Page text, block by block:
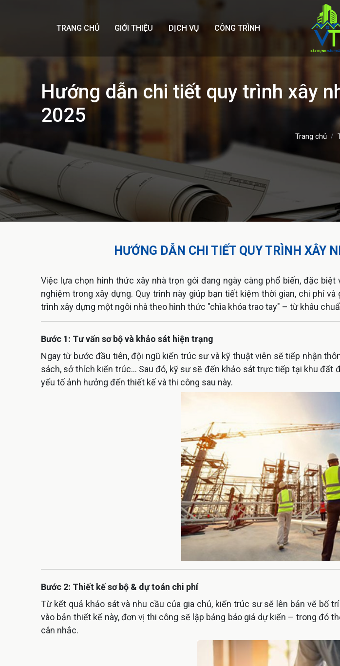
TRANG CHỦ GIỚI THIỆU DỊCH VỤ CÔNG TRÌNH
Hướng dẫn chi tiết quy trình xây
2025
Trang chủ
HƯỚNG DẪN CHI TIẾT QUY TRÌNH XÂY
Việc lựa chọn hình thức xây nhà trọn gói đang ngày càng phổ biến, đặc
nghiệm trong xây dựng. Quy trình này giúp bạn tiết kiệm thời gian, chi phí
trình xây dựng một ngôi nhà theo hình thức "chìa khóa trao tay" – từ khâu
Bước 1: Tư vấn sơ bộ và khảo sát hiện trạng
Ngay từ bước đầu tiên, đội ngũ kiến trúc sư và kỹ thuật viên sẽ tiếp nhận
sách, sở thích kiến trúc... Sau đó, kỹ sư sẽ đến khảo sát trực tiếp tại khu đất
yếu tố ảnh hưởng đến thiết kế và thi công sau này.
Bước 2: Thiết kế sơ bộ & dự toán chi phí
Từ kết quả khảo sát và nhu cầu của gia chủ, kiến trúc sư sẽ lên bản vẽ bố
vào bản thiết kế này, đơn vị thi công sẽ lập bảng báo giá dự kiến – trong đó
cân nhắc.